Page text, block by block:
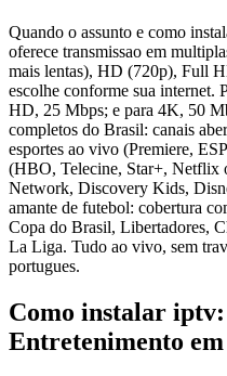
Quando o assunto e como
oferece transmissao em
mais lentas), HD (720p), Full
escolhe conforme sua internet.
HD, 25 Mbps; e para 4K, 50
completos do Brasil: canais
esportes ao vivo (Premiere,
(HBO, Telecine, Star+, Netflix
Network, Discovery Kids,
amante de futebol: cobertura
Copa do Brasil, Libertadores,
La Liga. Tudo ao vivo, sem
portugues.
Como instalar iptv:
Entretenimento em